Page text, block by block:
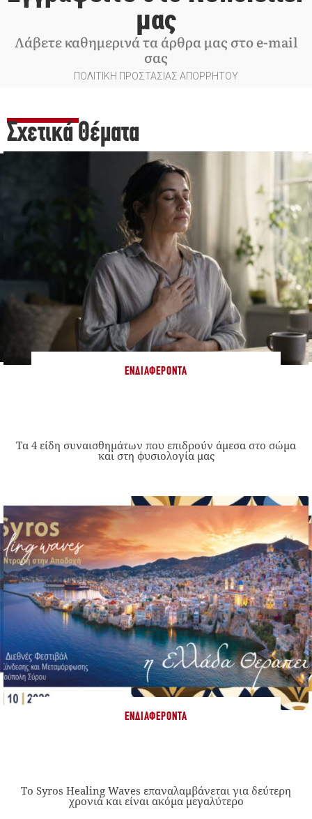
μας
Λάβετε καθημερινά τα άρθρα μας στο e-mail
σας
ΠΟΛΙΤΙΚΗ ΠΡΟΣΤΑΣΙΑΣ ΑΠΟΡΡΗΤΟΥ
Σχετικά Θέματα
ΕΝΔΙΑΦΈΡΟΝΤΑ
Τα 4 είδη συναισθημάτων που επιδρούν άμεσα στο σώμα
και στη φυσιολογία μας
ΕΝΔΙΑΦΈΡΟΝΤΑ
Το Syros Healing Waves επαναλαμβάνεται για δεύτερη
χρονιά και είναι ακόμα μεγαλύτερο